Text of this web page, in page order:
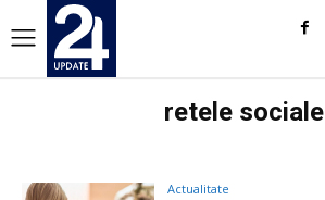
retele sociale
Actualitate